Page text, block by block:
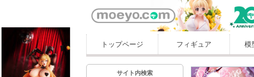
トップページ フィギュア 模
サイト内検索